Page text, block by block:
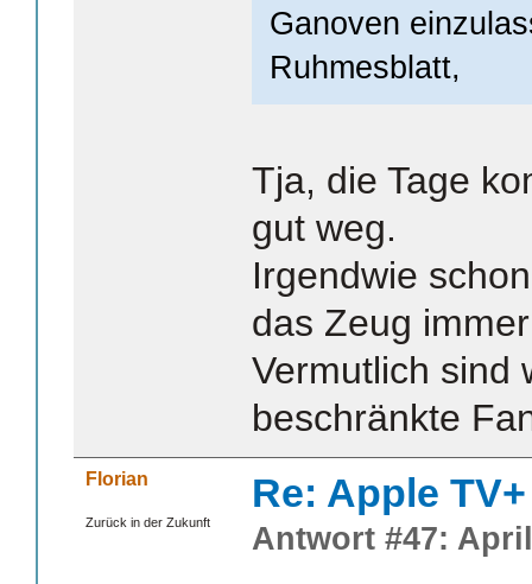
Ganoven
Ruhmesblatt,
Tja, die Tage
gut weg.
Irgendwie
das Zeug
Vermutlich sind
beschränkte
Florian
Zurück in der Zukunft
Re: Apple
Antwort #47: